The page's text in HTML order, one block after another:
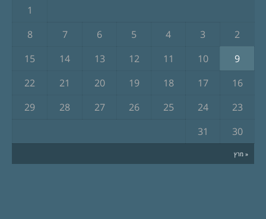
« מרץ
1
2
3
4
5
6
7
8
9
10
11
12
13
14
15
16
17
18
19
20
21
22
23
24
25
26
27
28
29
30
31